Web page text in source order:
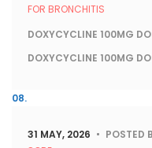
FOR BRONCHITIS
DOXYCYCLINE 100MG
DOXYCYCLINE 100MG
31 MAY, 2026 POSTED